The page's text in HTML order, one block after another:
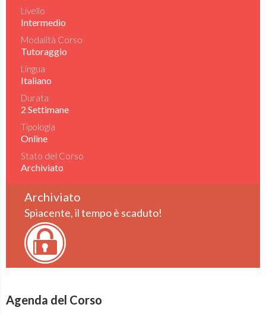
Livello
Intermedio
Modalità Corso
Tutoraggio
Lingua
Italiano
Durata
2 Settimane
Tipologia
Online
Stato del Corso
Archiviato
Archiviato
Spiacente, il tempo è scaduto!
Agenda del Corso